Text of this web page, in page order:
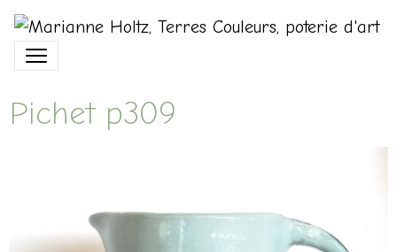
Pichet p309